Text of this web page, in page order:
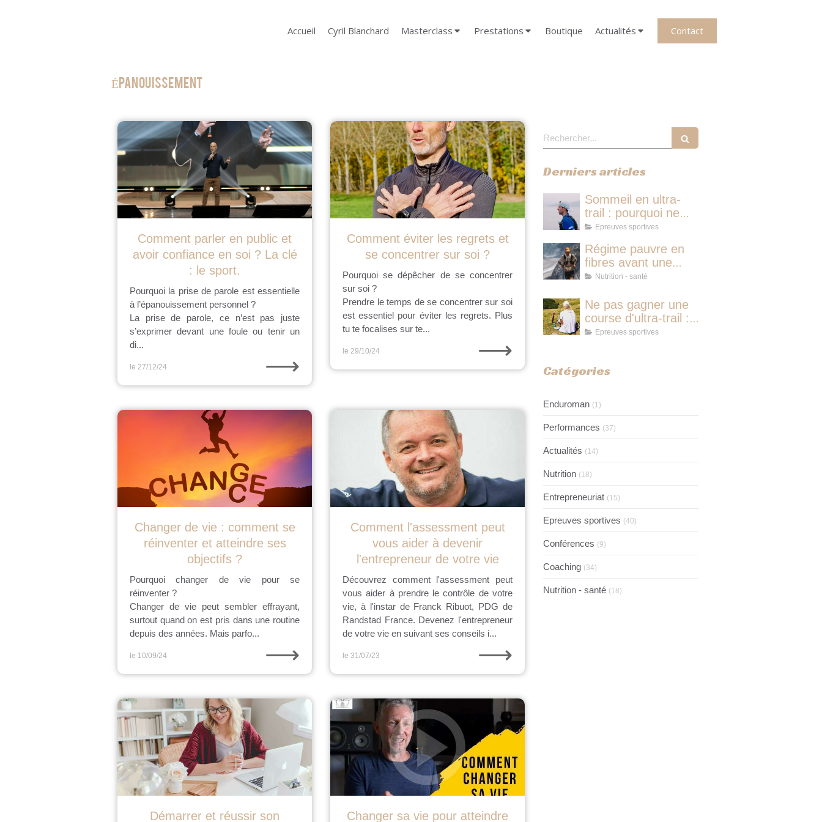
Accueil Cyril Blanchard Masterclass Prestations Boutique Actualités Contact
Épanouissement
Comment parler en public et
avoir confiance en soi ? La clé
: le sport.
Pourquoi la prise de parole est essentielle
à l’épanouissement personnel ?
La prise de parole, ce n’est pas juste
s’exprimer devant une foule ou tenir un
di...
le 27/12/24 ⟶
Comment éviter les regrets et
se concentrer sur soi ?
Pourquoi se dépêcher de se concentrer
sur soi ?
Prendre le temps de se concentrer sur soi
est essentiel pour éviter les regrets. Plus
tu te focalises sur te...
le 29/10/24 ⟶
Changer de vie : comment se
réinventer et atteindre ses
objectifs ?
Pourquoi changer de vie pour se
réinventer ?
Changer de vie peut sembler effrayant,
surtout quand on est pris dans une routine
depuis des années. Mais parfo...
le 10/09/24 ⟶
Comment l'assessment peut
vous aider à devenir
l'entrepreneur de votre vie
Découvrez comment l'assessment peut
vous aider à prendre le contrôle de votre
vie, à l'instar de Franck Ribuot, PDG de
Randstad France. Devenez l'entrepreneur
de votre vie en suivant ses conseils i...
le 31/07/23 ⟶
Démarrer et réussir son
Changer sa vie pour atteindre
Rechercher
Derniers articles
Sommeil en ultra-
trail : pourquoi ne
pas dormir vous fait
temps qu'une micro-
sieste
Epreuves sportives
Régime pauvre en
fibres avant une
course d'ultra-trail :
nutritionnel des
champions
Nutrition - santé
Ne pas gagner une
course d'ultra-trail :
pourquoi ce n'est
Epreuves sportives
Catégories
Enduroman (1)
Performances (37)
Actualités (14)
Nutrition (18)
Entrepreneuriat (15)
Epreuves sportives (40)
Conférences (9)
Coaching (34)
Nutrition - santé (18)